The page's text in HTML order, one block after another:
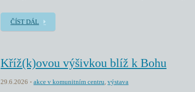
ČÍST DÁL
Kříž(k)ovou výšivkou blíž k Bohu
29.6.2026 akce v komunitním centru, výstava